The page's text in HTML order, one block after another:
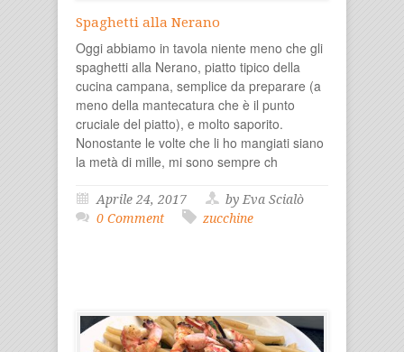
Spaghetti alla Nerano
Oggi abbiamo in tavola niente meno che gli
spaghetti alla Nerano, piatto tipico della
cucina campana, semplice da preparare (a
meno della mantecatura che è il punto
cruciale del piatto), e molto saporito.
Nonostante le volte che li ho mangiati siano
la metà di mille, mi sono sempre ch
Aprile 24, 2017
by Eva Scialò
0 Comment
zucchine